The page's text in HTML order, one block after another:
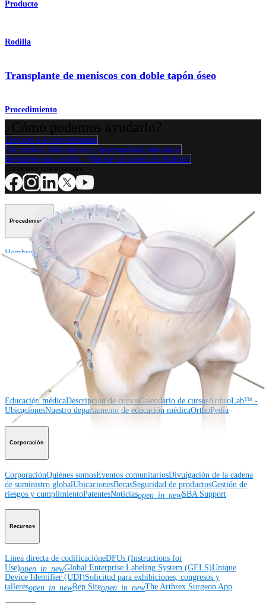
Producto
Rodilla
Transplante de meniscos con doble tapón óseo
Procedimiento
Contacte a un representante
Ver eventos, laboratorios y oportunidades educativas
Regístrese para recibir: ¿Qué hay de nuevo en Arthrex?
Procedimiento
HombroRodillaCodo Mano y muñeca Pie y
tobillo
Cadera Ortobiológicos Cirugía cardiotorácica Columna vertebral
CodoMano y muñeca Pie y tobillo
Ortobiológicos
Cirugía cardiotorácicaColumna vertebralImagen y resección
Educación médicaDescripción de cursosCalendario de cursosArthroLab™ -
UbicacionesNuestro departamento de educación médicaOrthoPedia
Corporación
CorporaciónQuiénes somosEventos comunitariosDivulgación de la cadena
de suministro globalUbicacionesBecasSeguridad de productosGestión de
riesgos y cumplimientoPatentesNoticiasopen_in_newSBA Support
Recursos
Línea directa de codificacióneDFUs (Instructions for
Use)open_in_newGlobal Enterprise Labeling System (GELS)Unique
Device Identifier (UDI)Solicitud para exhibiciones, congresos y
talleresopen_in_newRep Siteopen_in_newThe Arthrex Surgeon App